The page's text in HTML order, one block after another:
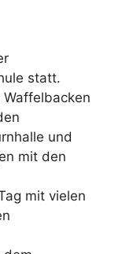
statt.
und
mit den
mit vielen